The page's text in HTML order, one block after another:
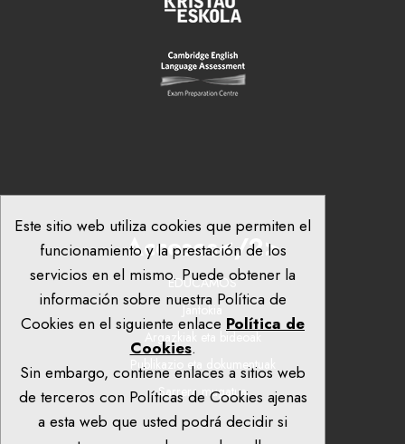
Accesos</2>
EDUCAMOS
Jantokia
Argazkiak eta bideoak
Publikazio eta dokumentuak
Sarrera mugatua
Este sitio web utiliza cookies que permiten el
funcionamiento y la prestación de los
servicios en el mismo. Puede obtener la
información sobre nuestra Política de
Cookies en el siguiente enlace Política de
Cookies.
Sin embargo, contiene enlaces a sitios web
de terceros con Políticas de Cookies ajenas
a esta web que usted podrá decidir si